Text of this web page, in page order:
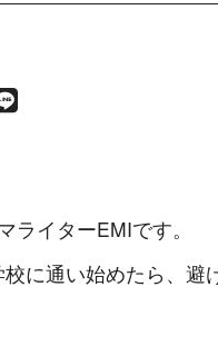
ライターEMIです。
に通い始めたら、避